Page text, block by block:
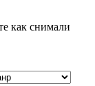
как снимали